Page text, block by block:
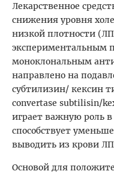
Лекарственное
снижения уровня
низкой плотности
экспериментальным
моноклональным
направлено на
субтилизин/ кексин
convertase subtilisin/
играет важную роль в
способствует
выводить из крови
Основой для